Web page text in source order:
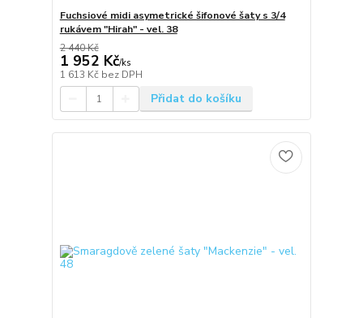
Fuchsiové midi asymetrické šifonové šaty s 3/4
rukávem "Hirah" - vel. 38
2 440 Kč
1 952 Kč/ks
1 613 Kč bez DPH
Přidat do košíku